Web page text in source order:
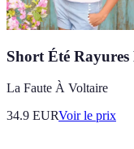
Short Été
La Faute À Voltaire
34.9 EURVoir le prix